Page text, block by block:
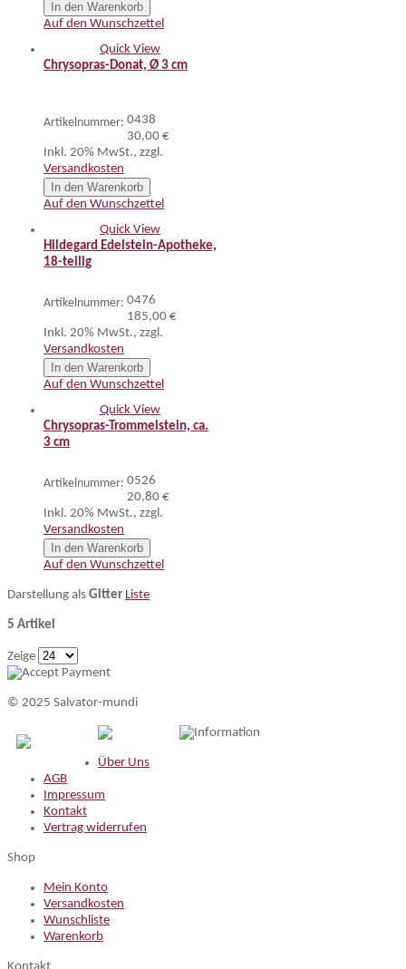
In den Warenkorb
Auf den Wunschzettel
Quick View
Chrysopras-Donat, Ø 3 cm
Artikelnummer: 0438
30,00 €
Inkl. 20% MwSt., zzgl.
Versandkosten
In den Warenkorb
Auf den Wunschzettel
Quick View
Hildegard Edelstein-Apotheke,
18-teilig
Artikelnummer: 0476
185,00 €
Inkl. 20% MwSt., zzgl.
Versandkosten
In den Warenkorb
Auf den Wunschzettel
Quick View
Chrysopras-Trommelstein, ca.
3 cm
Artikelnummer: 0526
20,80 €
Inkl. 20% MwSt., zzgl.
Versandkosten
In den Warenkorb
Auf den Wunschzettel
Darstellung als Gitter Liste
5 Artikel
Zeige
© 2025 Salvator-mundi
Information
Über Uns
AGB
Impressum
Kontakt
Vertrag widerrufen
Shop
Mein Konto
Versandkosten
Wunschliste
Warenkorb